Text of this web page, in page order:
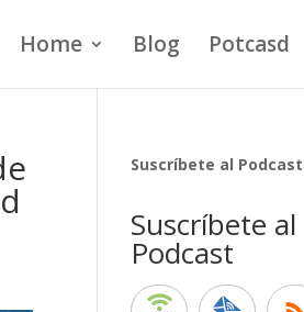
Home Blog Potcasd
Suscríbete al Podcast
Suscríbete al
Podcast